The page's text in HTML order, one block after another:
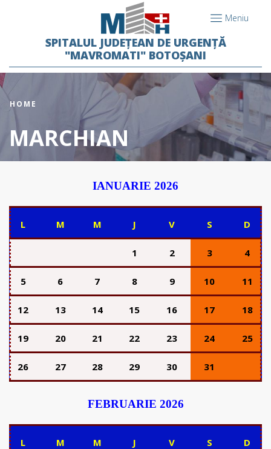
Meniu
SPITALUL JUDEȚEAN DE URGENȚĂ
"MAVROMATI" BOTOȘANI
HOME
MARCHIAN
IANUARIE 2026
L M M J V S D
1 2 3 4
5 6 7 8 9 10 11
12 13 14 15 16 17 18
19 20 21 22 23 24 25
26 27 28 29 30 31
FEBRUARIE 2026
L M M J V S D